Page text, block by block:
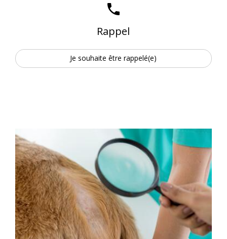
phone
Rappel
Je souhaite être rappelé(e)